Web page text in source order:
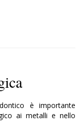
è importante
ai metalli e nello